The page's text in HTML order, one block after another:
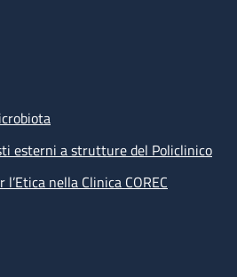
esterni a strutture del Policlinico
nella Clinica COREC